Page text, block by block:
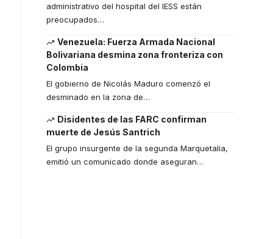
administrativo del hospital del IESS están
preocupados…
Venezuela: Fuerza Armada Nacional
Bolivariana desmina zona fronteriza con
Colombia
El gobierno de Nicolás Maduro comenzó el
desminado en la zona de…
Disidentes de las FARC confirman
muerte de Jesús Santrich
El grupo insurgente de la segunda Marquetalia,
emitió un comunicado donde aseguran…